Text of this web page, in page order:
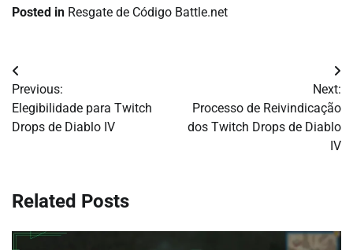
Posted in Resgate de Código Battle.net
Post
navigation
Previous:
Elegibilidade para Twitch
Drops de Diablo IV
Next:
Processo de Reivindicação
dos Twitch Drops de Diablo
IV
Related Posts